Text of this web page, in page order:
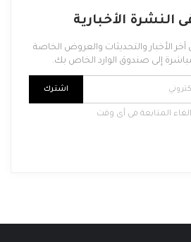
النشرة الأخبارية
الأخبار والتحديثات والعروض الخاصة
إلى صندوق الوارد الخاص بك.
اشترك
المتابعة فى أى وقت